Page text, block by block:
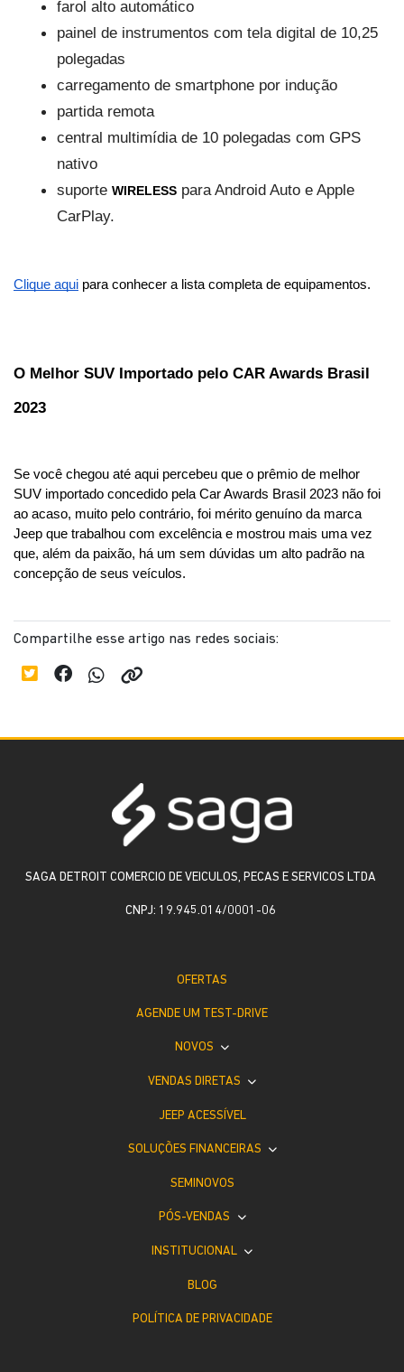
farol alto automático
painel de instrumentos com tela digital de 10,25
polegadas
carregamento de smartphone por indução
partida remota
central multimídia de 10 polegadas com GPS
nativo
suporte WIRELESS para Android Auto e Apple
CarPlay.
Clique aqui para conhecer a lista completa de equipamentos.
O Melhor SUV Importado pelo CAR Awards Brasil
2023
Se você chegou até aqui percebeu que o prêmio de melhor
SUV importado concedido pela Car Awards Brasil 2023 não foi
ao acaso, muito pelo contrário, foi mérito genuíno da marca
Jeep que trabalhou com excelência e mostrou mais uma vez
que, além da paixão, há um sem dúvidas um alto padrão na
concepção de seus veículos.
Compartilhe esse artigo nas redes sociais:
SAGA DETROIT COMERCIO DE VEICULOS, PECAS E SERVICOS LTDA
CNPJ: 19.945.014/0001-06
OFERTAS
AGENDE UM TEST-DRIVE
NOVOS
VENDAS DIRETAS
JEEP ACESSÍVEL
SOLUÇÕES FINANCEIRAS
SEMINOVOS
PÓS-VENDAS
INSTITUCIONAL
BLOG
POLÍTICA DE PRIVACIDADE